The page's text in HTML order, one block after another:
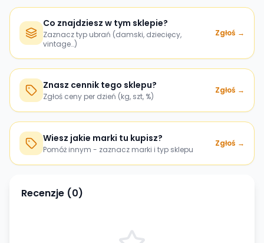
Co znajdziesz w tym sklepie?
Zaznacz typ ubrań (damski, dziecięcy,
vintage…)
Zgłoś →
Znasz cennik tego sklepu?
Zgłoś ceny per dzień (kg, szt, %)
Zgłoś →
Wiesz jakie marki tu kupisz?
Pomóż innym - zaznacz marki i typ sklepu
Zgłoś →
Recenzje (0)